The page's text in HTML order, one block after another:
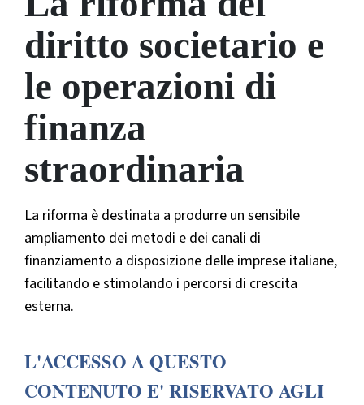
diritto societario e
le operazioni di
finanza
straordinaria
La riforma è destinata a produrre un sensibile
ampliamento dei metodi e dei canali di
finanziamento a disposizione delle imprese italiane,
facilitando e stimolando i percorsi di crescita
esterna.
L'ACCESSO A QUESTO
CONTENUTO E' RISERVATO AGLI